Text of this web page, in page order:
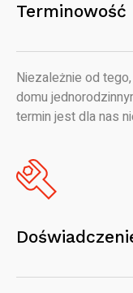
Terminowość
Niezależnie od
domu
termin jest dla nas